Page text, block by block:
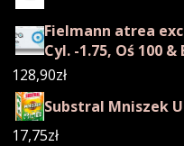
Fielmann atrea
Cyl. -1.75, Oś 100 &
128,90zł
Substral Mniszek
17,75zł